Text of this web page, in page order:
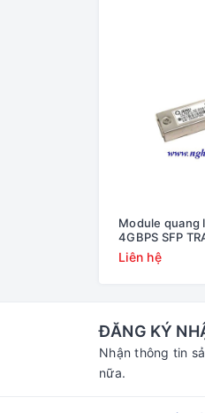
Module quang
4GBPS SFP
22R6442
Liên hệ
ĐĂNG KÝ
Nhận thông tin
nữa.